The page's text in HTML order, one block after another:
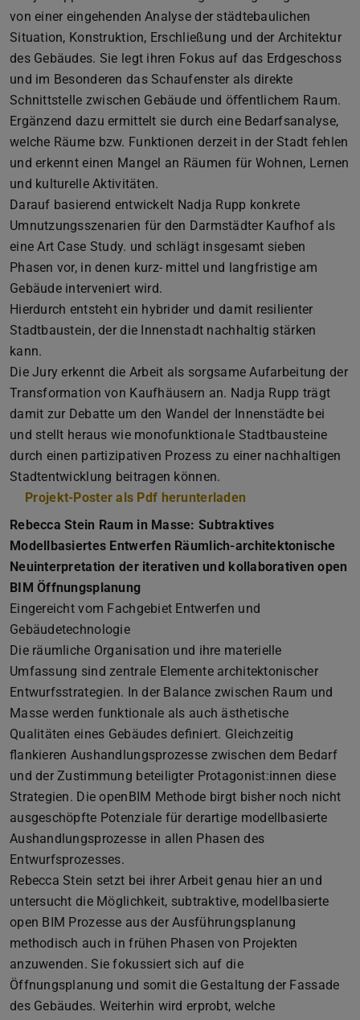
von einer eingehenden Analyse der städtebaulichen
Situation, Konstruktion, Erschließung und der Architektur
des Gebäudes. Sie legt ihren Fokus auf das Erdgeschoss
und im Besonderen das Schaufenster als direkte
Schnittstelle zwischen Gebäude und öﬀentlichem Raum.
Ergänzend dazu ermittelt sie durch eine Bedarfsanalyse,
welche Räume bzw. Funktionen derzeit in der Stadt fehlen
und erkennt einen Mangel an Räumen für Wohnen, Lernen
und kulturelle Aktivitäten.
Darauf basierend entwickelt Nadja Rupp konkrete
Umnutzungsszenarien für den Darmstädter Kaufhof als
eine Art Case Study. und schlägt insgesamt sieben
Phasen vor, in denen kurz- mittel und langfristige am
Gebäude interveniert wird.
Hierdurch entsteht ein hybrider und damit resilienter
Stadtbaustein, der die Innenstadt nachhaltig stärken
kann.
Die Jury erkennt die Arbeit als sorgsame Aufarbeitung der
Transformation von Kaufhäusern an. Nadja Rupp trägt
damit zur Debatte um den Wandel der Innenstädte bei
und stellt heraus wie monofunktionale Stadtbausteine
durch einen partizipativen Prozess zu einer nachhaltigen
Stadtentwicklung beitragen können.
Projekt-Poster als Pdf herunterladen
Rebecca Stein Raum in Masse: Subtraktives
Modellbasiertes Entwerfen Räumlich-architektonische
Neuinterpretation der iterativen und kollaborativen open
BIM Öffnungsplanung
Eingereicht vom Fachgebiet Entwerfen und
Gebäudetechnologie
Die räumliche Organisation und ihre materielle
Umfassung sind zentrale Elemente architektonischer
Entwurfsstrategien. In der Balance zwischen Raum und
Masse werden funktionale als auch ästhetische
Qualitäten eines Gebäudes definiert. Gleichzeitig
flankieren Aushandlungsprozesse zwischen dem Bedarf
und der Zustimmung beteiligter Protagonist:innen diese
Strategien. Die openBIM Methode birgt bisher noch nicht
ausgeschöpfte Potenziale für derartige modellbasierte
Aushandlungsprozesse in allen Phasen des
Entwurfsprozesses.
Rebecca Stein setzt bei ihrer Arbeit genau hier an und
untersucht die Möglichkeit, subtraktive, modellbasierte
open BIM Prozesse aus der Ausführungsplanung
methodisch auch in frühen Phasen von Projekten
anzuwenden. Sie fokussiert sich auf die
Öffnungsplanung und somit die Gestaltung der Fassade
des Gebäudes. Weiterhin wird erprobt, welche